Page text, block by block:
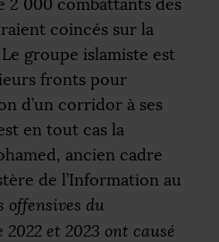
2 000 combattants des
coincés sur la
groupe islamiste est
fronts pour
d’un corridor à ses
en tout cas la
ancien cadre
de l’Information au
offensives du
et 2023 ont causé